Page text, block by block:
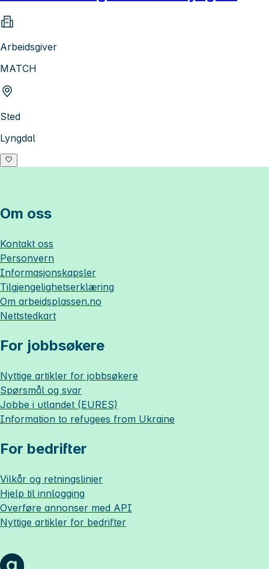
Arbeidsgiver
MATCH
Sted
Lyngdal
Om oss
Kontakt oss
Personvern
Informasjonskapsler
Tilgjengelighetserklæring
Om arbeidsplassen.no
Nettstedkart
For jobbsøkere
Nyttige artikler for jobbsøkere
Spørsmål og svar
Jobbe i utlandet (EURES)
Information to refugees from Ukraine
For bedrifter
Vilkår og retningslinjer
Hjelp til innlogging
Overføre annonser med API
Nyttige artikler for bedrifter